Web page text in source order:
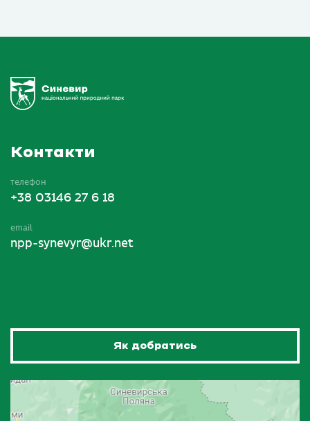
Контакти
телефон
+38 03146 27 6 18
email
npp-synevyr@ukr.net
Як добратись